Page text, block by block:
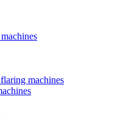
machines